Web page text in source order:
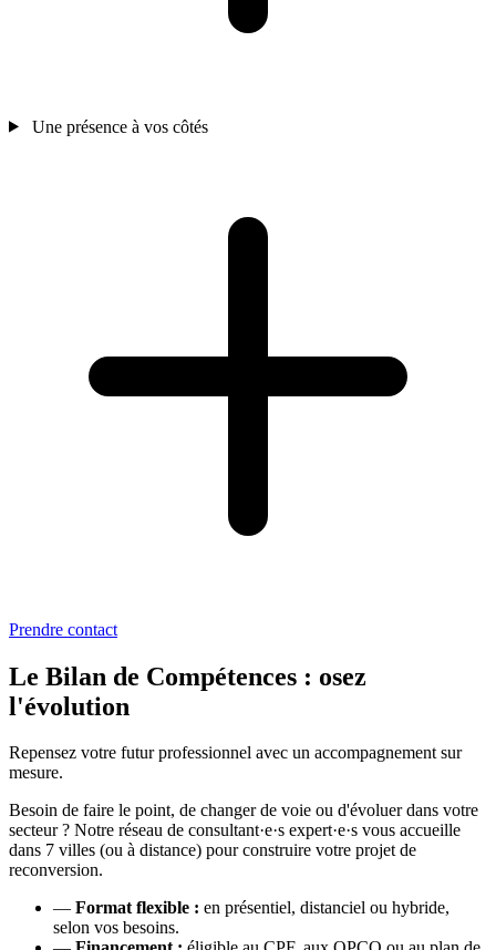
Une présence à vos côtés
Prendre contact
Le Bilan de Compétences : osez
l'évolution
Repensez votre futur professionnel avec un accompagnement sur
mesure.
Besoin de faire le point, de changer de voie ou d'évoluer dans votre
secteur ? Notre réseau de consultant·e·s expert·e·s vous accueille
dans 7 villes (ou à distance) pour construire votre projet de
reconversion.
— Format flexible : en présentiel, distanciel ou hybride,
selon vos besoins.